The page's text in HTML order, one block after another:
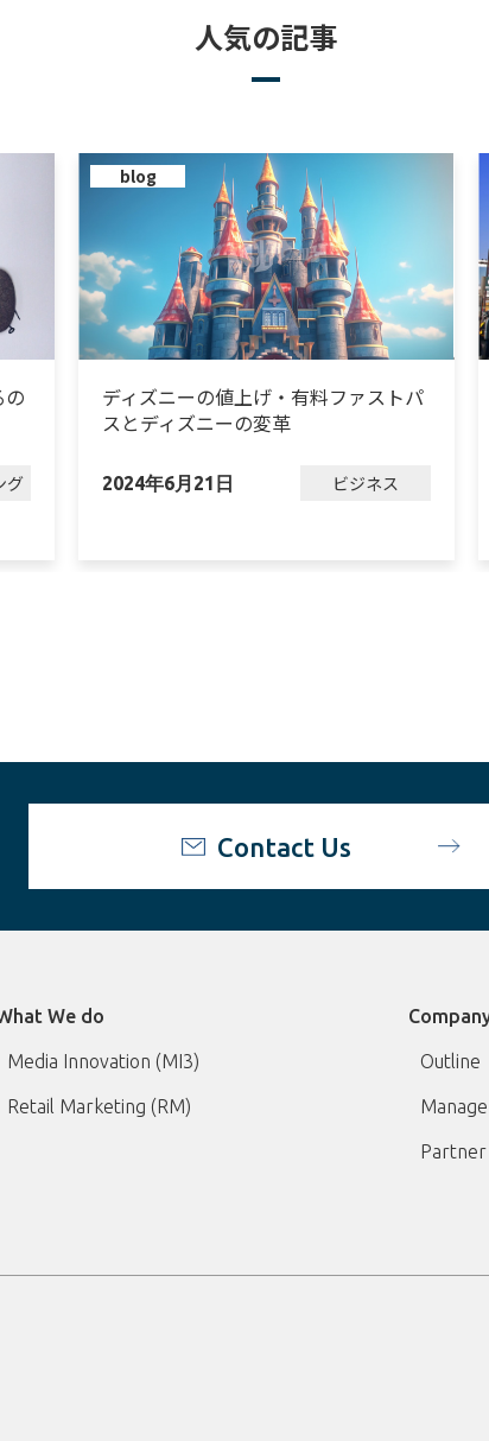
人気の記事
グ
blog
ディズニーの値上げ・有料ファストパ
スとディズニーの変革
2024年6月21日 ビジネス
Contact Us
We do
Media Innovation (MI3)
Retail Marketing (RM)
Outline
Partner